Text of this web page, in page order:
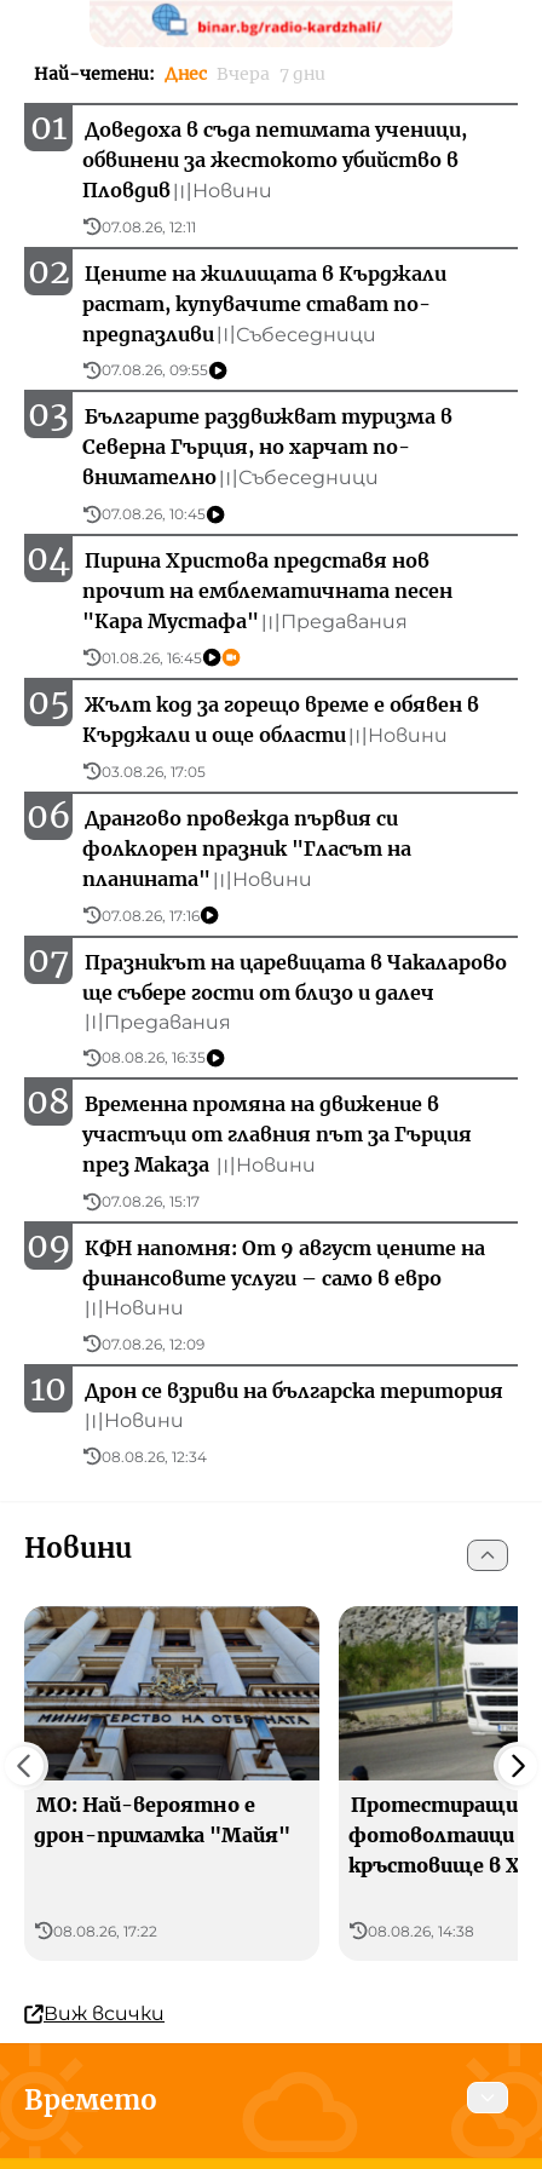
Най-четени: Днес Вчера 7 дни
01
Доведоха в съда петимата ученици,
обвинени за жестокото убийство в
Пловдив〣 Новини
07.08.26, 12:11
06
Дрангово провежда първия си
фолклорен празник "Гласът на
планината" 〣 Новини
07.08.26, 17:16
02
Цените на жилищата в Кърджали
растат, купувачите стават по-
предпазливи 〣 Събеседници
07.08.26, 09:55
07
Празникът на царевицата в Чакаларово
ще събере гости от близо и далеч
〣 Предавания
08.08.26, 16:35
03
Българите раздвижват туризма в
Северна Гърция, но харчат по-
внимателно 〣 Събеседници
07.08.26, 10:45
08
Временна промяна на движение в
участъци от главния път за Гърция
през Маказа 〣 Новини
07.08.26, 15:17
04 Пирина Христова представя нов
прочит на емблематичната песен
"Кара Мустафа" 〣 Предавания
01.08.26, 16:45
09
КФН напомня: От 9 август цените на
финансовите услуги – само в евро
〣 Новини
07.08.26, 12:09
05
Жълт код за горещо време е обявен в
Кърджали и още области 〣 Новини
03.08.26, 17:05
10 Дрон се взриви на българска територия
〣 Новини
08.08.26, 12:34
Новини
МО: Най-вероятно е
дрон-примамка "Майя"
08.08.26, 17:22
Протестиращи
фотоволтаици
кръстовище в
08.08.26, 14:38
Виж всички
Времето
Днес Утре 10 август 2026